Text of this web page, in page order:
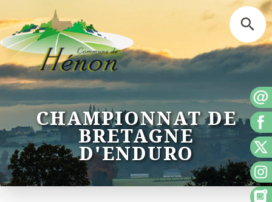
CHAMPIONNAT DE
BRETAGNE
D'ENDURO